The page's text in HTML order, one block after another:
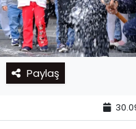
Paylaş